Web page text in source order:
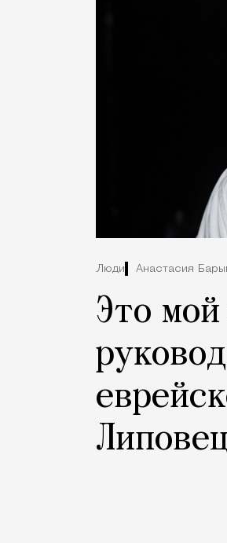
Люди Анастасия
Это